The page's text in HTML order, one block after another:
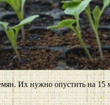
Их нужно опустить на 15